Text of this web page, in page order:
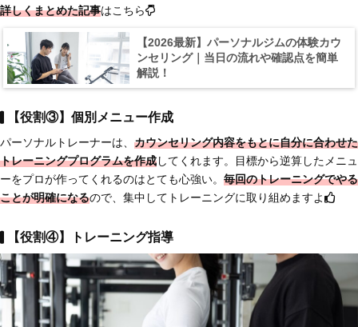
詳しくまとめた記事はこちら
【2026最新】パーソナルジムの体験カウ
ンセリング｜当日の流れや確認点を簡単
解説！
【役割③】個別メニュー作成
パーソナルトレーナーは、 カウンセリング内容をもとに自分に合わせた
トレーニングプログラムを作成してくれます。目標から逆算したメニュ
ーをプロが作ってくれるのはとても心強い。 毎回のトレーニングでやる
ことが明確になるので、集中してトレーニングに取り組めますよ
【役割④】トレーニング指導